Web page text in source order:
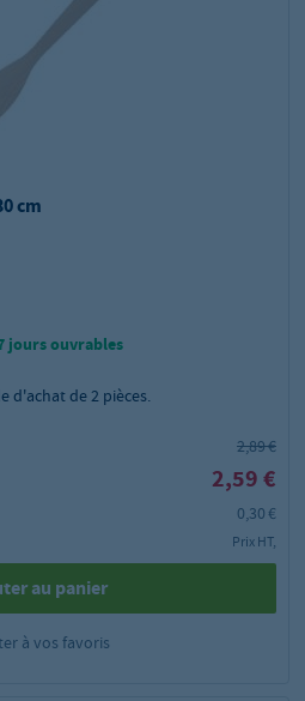
cm
jours ouvrables
d'achat de2 pièces.
2,89 €
2,59 €
0,30 €
Prix HT,
au panier
à vos favoris